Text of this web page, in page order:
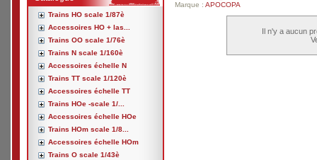
Trains HO scale 1/87è
Accessoires HO + las...
Trains OO scale 1/76è
Trains N scale 1/160è
Accessoires échelle N
Trains TT scale 1/120è
Accessoires échelle TT
Trains HOe -scale 1/...
Accessoires échelle HOe
Trains HOm scale 1/8...
Accessoires échelle HOm
Trains O scale 1/43è
Marque : APOCOPA
Il n'y a aucun